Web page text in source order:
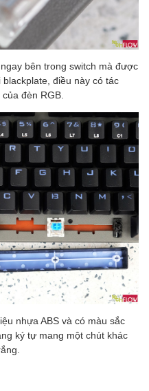
bên trong switch mà được
điều này có tác
đèn RGB.
nhựa ABS và có màu sắc
ký tự mang một chút khác